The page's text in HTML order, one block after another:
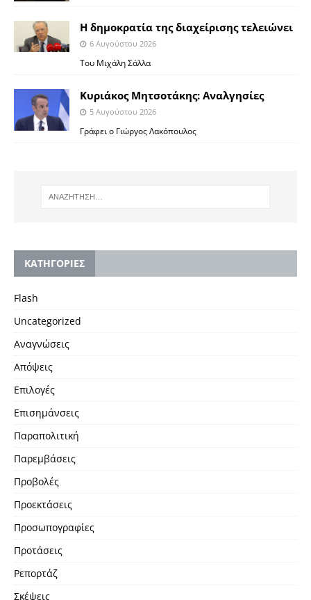
Η δημοκρατία της διαχείρισης τελειώνει
6 Αυγούστου 2026
Του Μιχάλη Σάλλα
Κυριάκος Μητσοτάκης: Αναλγησίες
5 Αυγούστου 2026
Γράφει ο Γιώργος Λακόπουλος
KΑΤΗΓΟΡΙΕΣ
Flash
Uncategorized
Αναγνώσεις
Απόψεις
Επιλογές
Επισημάνσεις
Παραπολιτική
Παρεμβάσεις
Προβολές
Προεκτάσεις
Προσωπογραφίες
Προτάσεις
Ρεπορτάζ
Σκέψεις